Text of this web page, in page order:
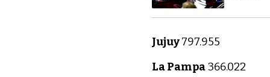
Jujuy797.955
La Pampa366.022